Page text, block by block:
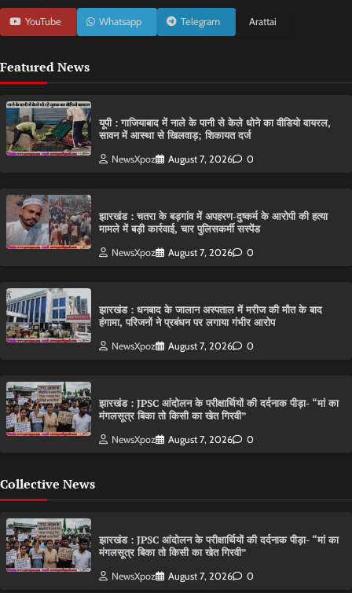
YouTube Whatsapp Telegram Arattai
Featured News
यूपी : गाजियाबाद में नाले के पानी से केले धोने का वीडियो वायरल,
सावन में आस्था से खिलवाड़; शिकायत दर्ज
NewsXpoz August 7, 2026 0
झारखंड : चतरा के बड़गांव में अपहरण-दुष्कर्म के आरोपी की हत्या
मामले में बड़ी कार्रवाई, चार पुलिसकर्मी सस्पेंड
NewsXpoz August 7, 2026 0
झारखंड : धनबाद के जालान अस्पताल में मरीज की मौत के बाद
हंगामा, परिजनों ने प्रबंधन पर लगाया गंभीर आरोप
NewsXpoz August 7, 2026 0
झारखंड : JPSC आंदोलन के परीक्षार्थियों की दर्दनाक पीड़ा- “मां का
मंगलसूत्र बिका तो किसी का खेत गिरवी”
NewsXpoz August 7, 2026 0
Collective News
झारखंड : JPSC आंदोलन के परीक्षार्थियों की दर्दनाक पीड़ा- “मां का
मंगलसूत्र बिका तो किसी का खेत गिरवी”
NewsXpoz August 7, 2026 0